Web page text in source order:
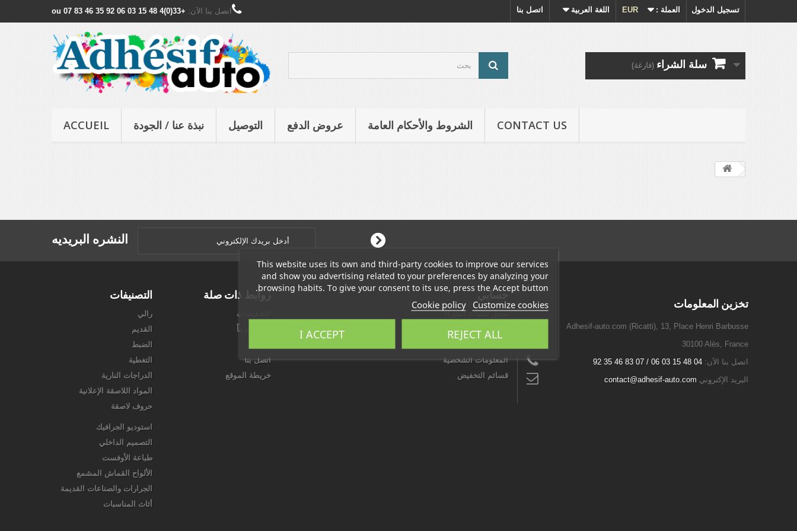
تسجيل الدخول العملة : EUR اللغة العربية اتصل بنا اتصل بنا الآن: +33(0)4 48 15 03 06 ou 07 83 46 35 92
سلة الشراء (فارغة)
ACCUEIL نبذة عنا / الجودة التوصيل عروض الدفع الشروط والأحكام العامة CONTACT US
النشره البريديه
التصنيفات
رالي
القديم
الضبط
التغطية
الدراجات النارية
المواد اللاصقة الإعلانية
حروف لاصقة
استوديو الجرافيك
التصميم الداخلي
طباعة الأوفست
الألواح القماش المشمع
الجرارات والصناعات القديمة
أثاث المناسبات
روابط ذات صلة
التخفيضات
وصل حديثاً
اتصل بنا
خريطة الموقع
حسابي
سجل طلبات الشراء
الوصلات الائتمانية
المعلومات الشخصية
قسائم التخفيض
تخزين المعلومات
Adhesif-auto.com (Ricatti), 13, Place Henri Barbusse
30100 Alès, France
اتصل بنا الآن:04 48 15 03 06 / 07 83 46 35 92
البريد الإكتروني contact@adhesif-auto.com
This website uses its own and third-party cookies to improve our services
and show you advertising related to your preferences by analyzing your
browsing habits. To give your consent to its use, press the Accept button.
Cookie policy Customize cookies
REJECT ALL
I ACCEPT